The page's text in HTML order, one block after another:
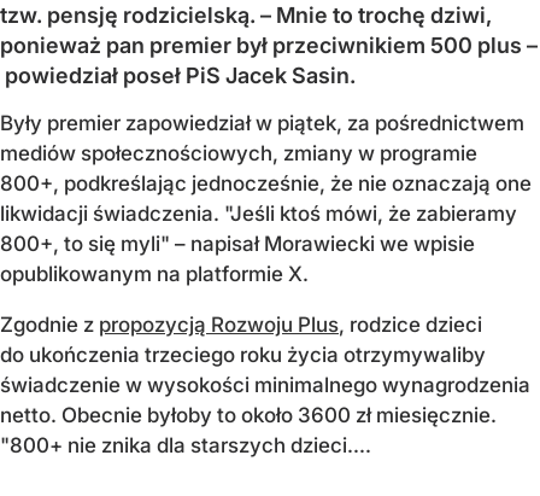
tzw. pensję rodzicielską. – Mnie to trochę dziwi,
ponieważ pan premier był przeciwnikiem 500 plus –
powiedział poseł PiS Jacek Sasin.
Były premier zapowiedział w piątek, za pośrednictwem
mediów społecznościowych, zmiany w programie
800+, podkreślając jednocześnie, że nie oznaczają one
likwidacji świadczenia. "Jeśli ktoś mówi, że zabieramy
800+, to się myli" – napisał Morawiecki we wpisie
opublikowanym na platformie X.
Zgodnie z propozycją Rozwoju Plus, rodzice dzieci
do ukończenia trzeciego roku życia otrzymywaliby
świadczenie w wysokości minimalnego wynagrodzenia
netto. Obecnie byłoby to około 3600 zł miesięcznie.
"800+ nie znika dla starszych dzieci....